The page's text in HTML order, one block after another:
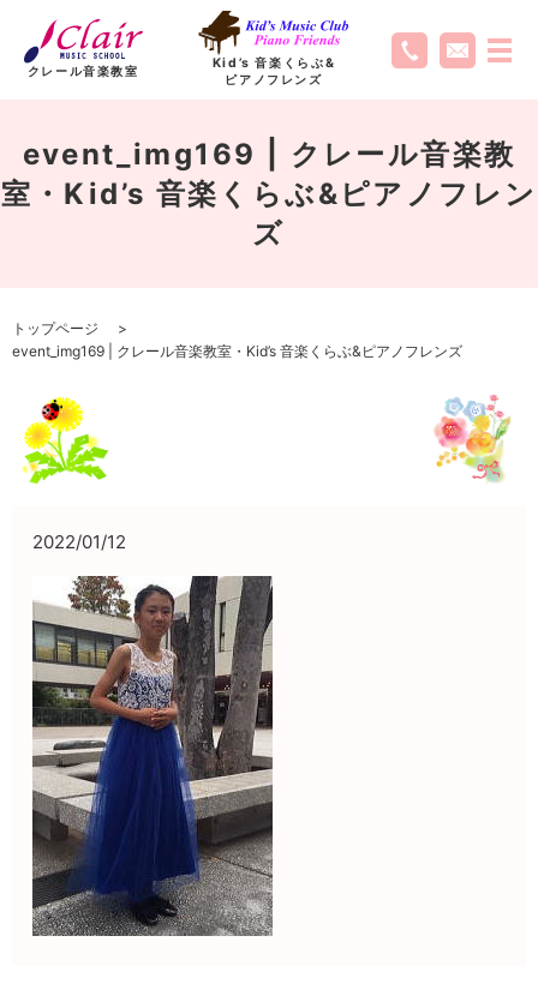
クレール音楽教室
Kid’s 音楽くらぶ&
ピアノフレンズ
event_img169 | クレール音楽教
室・Kid’s 音楽くらぶ&ピアノフレン
ズ
トップページ
event_img169 | クレール音楽教室・Kid’s 音楽くらぶ&ピアノフレンズ
2022/01/12